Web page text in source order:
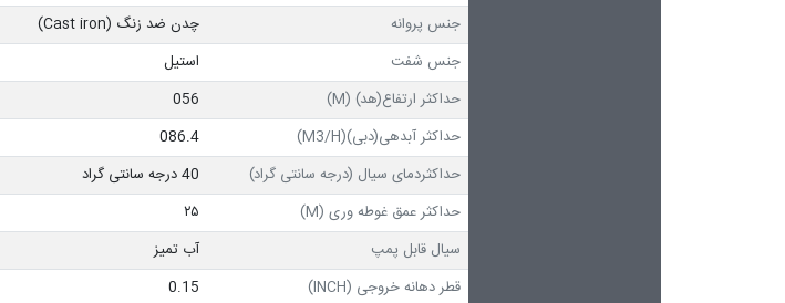
جنس پروانه
چدن ضد زنگ (Cast iron)
جنس شفت
استیل
حداکثر ارتفاع(هد) (M)
056
حداکثر آبدهی(دبی)(M3/H)
086.4
حداکثردمای سیال (درجه سانتی گراد)
40 درجه سانتی گراد
حداکثر عمق غوطه وری (M)
۲۵
سیال قابل پمپ
آب تمیز
قطر دهانه خروجی (INCH)
0.15